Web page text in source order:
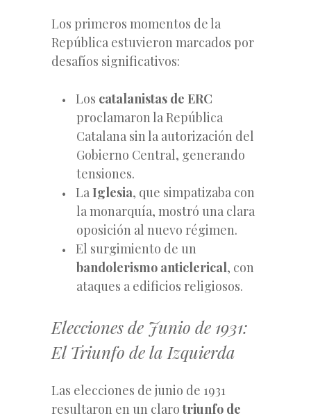
Los primeros momentos de la
República estuvieron marcados por
desafíos significativos:
Los catalanistas de ERC
proclamaron la República
Catalana sin la autorización del
Gobierno Central, generando
tensiones.
La Iglesia, que simpatizaba con
la monarquía, mostró una clara
oposición al nuevo régimen.
El surgimiento de un
bandolerismo anticlerical, con
ataques a edificios religiosos.
Elecciones de Junio de 1931:
El Triunfo de la Izquierda
Las elecciones de junio de 1931
resultaron en un clarotriunfo de